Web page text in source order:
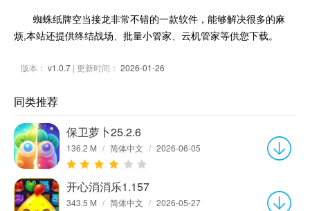
蜘蛛纸牌空当接龙非常不错的一款软件，能够解决很多的麻
烦,本站还提供终结战场、批量小管家、云机管家等供您下载。
版本： v1.0.7 | 更新时间： 2026-01-26
同类推荐
保卫萝卜25.2.6
136.2 M / 简体中文 / 2026-06-05
开心消消乐1.157
343.5 M / 简体中文 / 2026-05-27